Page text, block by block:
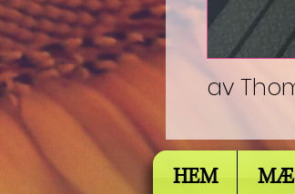
av
HEM